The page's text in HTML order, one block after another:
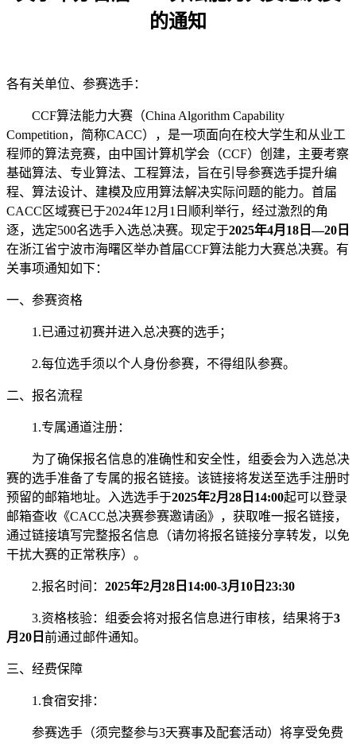
的通知
各有关单位、参赛选手：
CCF算法能力大赛（China Algorithm Capability
Competition，简称CACC），是一项面向在校大学生和从业工
程师的算法竞赛，由中国计算机学会（CCF）创建，主要考察
基础算法、专业算法、工程算法，旨在引导参赛选手提升编
程、算法设计、建模及应用算法解决实际问题的能力。首届
CACC区域赛已于2024年12月1日顺利举行，经过激烈的角
逐，选定500名选手入选总决赛。现定于2025年4月18日—20日
在浙江省宁波市海曙区举办首届CCF算法能力大赛总决赛。有
关事项通知如下：
一、参赛资格
1.已通过初赛并进入总决赛的选手；
2.每位选手须以个人身份参赛，不得组队参赛。
二、报名流程
1.专属通道注册：
为了确保报名信息的准确性和安全性，组委会为入选总决
赛的选手准备了专属的报名链接。该链接将发送至选手注册时
预留的邮箱地址。入选选手于2025年2月28日14:00起可以登录
邮箱查收《CACC总决赛参赛邀请函》，获取唯一报名链接，
通过链接填写完整报名信息（请勿将报名链接分享转发，以免
干扰大赛的正常秩序）。
2.报名时间： 2025年2月28日14:00-3月10日23:30
3.资格核验：组委会将对报名信息进行审核，结果将于3
月20日 前通过邮件通知。
三、经费保障
1.食宿安排：
参赛选手（须完整参与3天赛事及配套活动）将享受免费